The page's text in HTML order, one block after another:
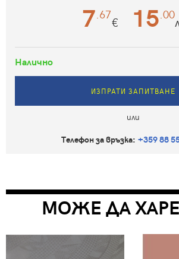
7 .67€ 15 .00
Налично
ИЗПРАТИ ЗАПИТВАНЕ
или
Телефон за връзка: +359 88
МОЖЕ ДА